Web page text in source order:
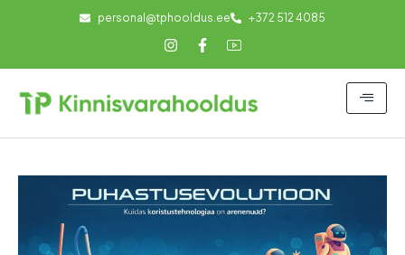
personal@tphooldus.ee +372 512 4085